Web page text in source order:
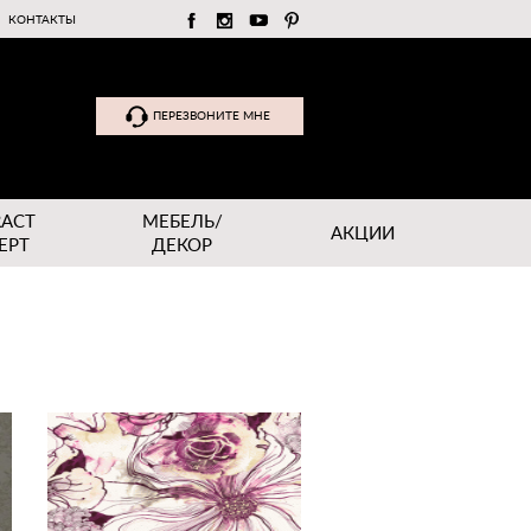
КОНТАКТЫ
ПЕРЕЗВОНИТЕ МНЕ
МЕБЕЛЬ/
ДЕКОР
АКЦИИ